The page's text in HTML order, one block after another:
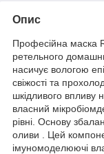
Опис
Професійна маска
ретельного
насичує вологою
свіжості та
шкідливого впливу
власний
рівні. Основу
оливи . Цей
імуномоделюючі